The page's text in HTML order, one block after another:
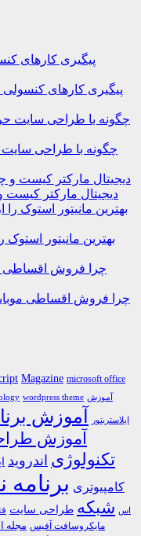
پیگیری کارهای کنسولی
چگونه با طراحی
دیجیتال مارکتر کیست
بهترین مانیتور
چرا فروش اقساطی
Magazine microsoft office
wordpress theme آموزش
ایلاستریتور آموزش
آموزش
تکنولوژی اندروید
کامپیوتری
اس شبکه طراحی سایت
مایکروسافت آفیس مجله